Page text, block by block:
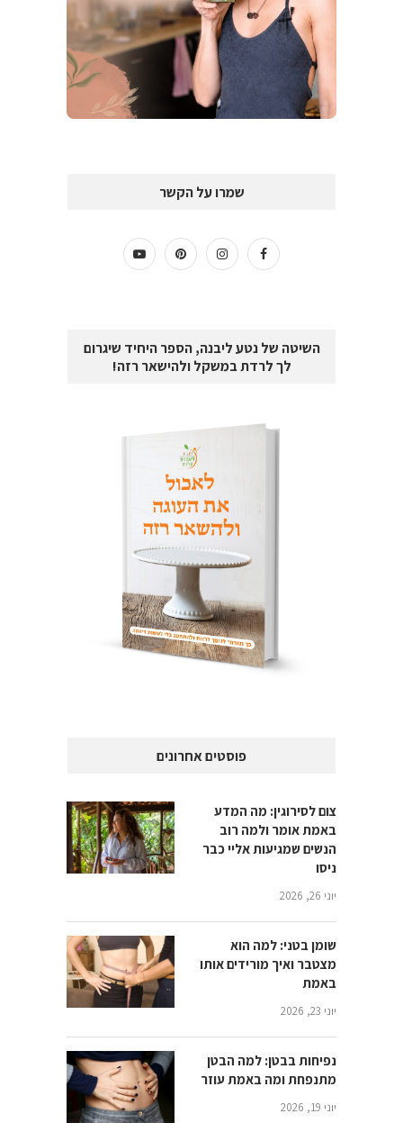
שמרו על הקשר
השיטה של נטע ליבנה, הספר היחיד שיגרום
לך לרדת במשקל ולהישאר רזה!
פוסטים אחרונים
צום לסירוגין: מה המדע
באמת אומר ולמה רוב
הנשים שמגיעות אליי כבר
ניסו
יוני 26, 2026
שומן בטני: למה הוא
מצטבר ואיך מורידים אותו
באמת
יוני 23, 2026
נפיחות בבטן: למה הבטן
מתנפחת ומה באמת עוזר
יוני 19, 2026